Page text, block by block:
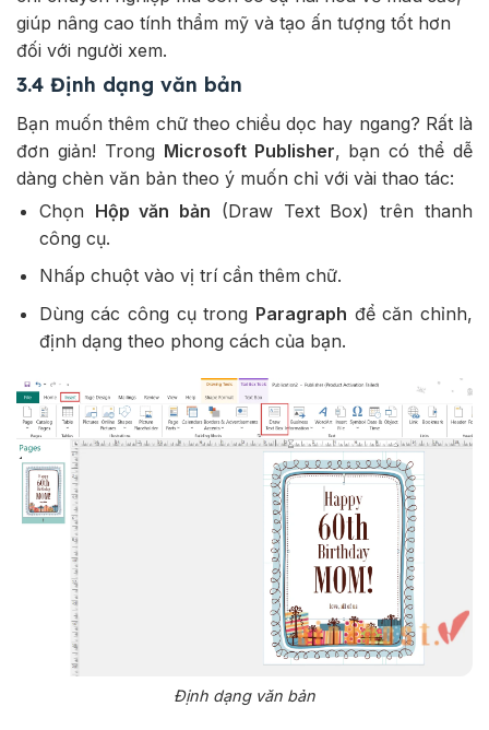
giúp nâng cao tính thẩm mỹ và tạo ấn tượng tốt hơn
đối với người xem.
3.4 Định dạng văn bản
Bạn muốn thêm chữ theo chiều dọc hay ngang? Rất là
đơn giản! Trong Microsoft Publisher, bạn có thể dễ
dàng chèn văn bản theo ý muốn chỉ với vài thao tác:
Chọn Hộp văn bản (Draw Text Box) trên thanh
công cụ.
Nhấp chuột vào vị trí cần thêm chữ.
Dùng các công cụ trong Paragraph để căn chỉnh,
định dạng theo phong cách của bạn.
Định dạng văn bản